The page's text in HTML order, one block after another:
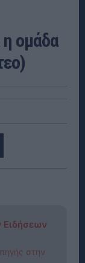
ομάδα
Ειδήσεων
στην